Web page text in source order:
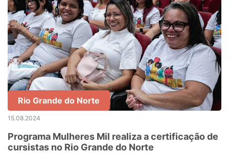
Rio Grande do Norte
15.08.2024
Programa Mulheres Mil realiza a certificação de
cursistas no Rio Grande do Norte